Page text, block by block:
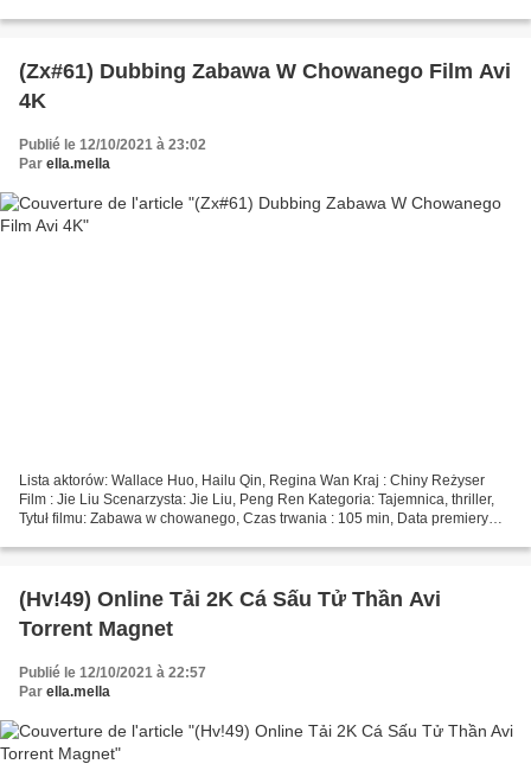
(Zx#61) Dubbing Zabawa W Chowanego Film Avi
4K
Publié le 12/10/2021 à 23:02
Par ella.mella
Lista aktorów: Wallace Huo, Hailu Qin, Regina Wan Kraj : Chiny Reżyser
Film : Jie Liu Scenarzysta: Jie Liu, Peng Ren Kategoria: Tajemnica, thriller,
Tytuł filmu: Zabawa w chowanego, Czas trwania : 105 min, Data premiery
(Hv!49) Online Tải 2K Cá Sấu Tử Thần Avi
Torrent Magnet
Publié le 12/10/2021 à 22:57
Par ella.mella